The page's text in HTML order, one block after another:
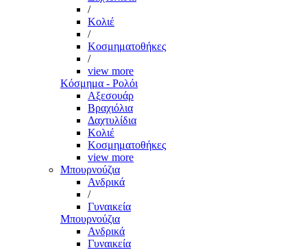
/
Κολιέ
/
Κοσμηματοθήκες
/
view more
Κόσμημα - Ρολόι
Αξεσουάρ
Βραχιόλια
Δαχτυλίδια
Κολιέ
Κοσμηματοθήκες
view more
Μπουρνούζια
Ανδρικά
/
Γυναικεία
Μπουρνούζια
Ανδρικά
Γυναικεία